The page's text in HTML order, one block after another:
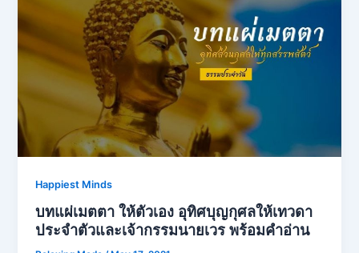
Happiest Minds
บทแผ่เมตตา ให้ตัวเอง อุทิศบุญกุศลให้เทวดา
ประจำตัวและเจ้ากรรมนายเวร พร้อมคำอ่าน